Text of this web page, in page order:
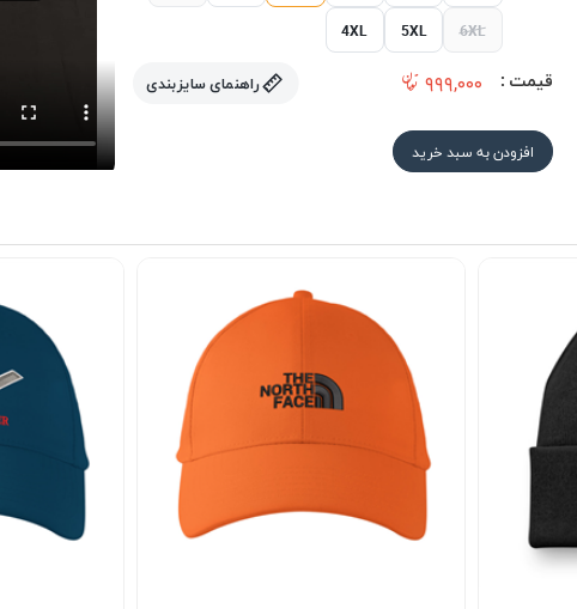
4XL 5XL 6XL
قیمت : ۹۹۹,۰۰۰ راهنمای سایزبندی
افزودن به سبد خرید